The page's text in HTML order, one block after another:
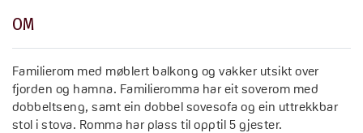
OM
Familierom med møblert balkong og vakker utsikt over
fjorden og hamna. Familieromma har eit soverom med
dobbeltseng, samt ein dobbel sovesofa og ein uttrekkbar
stol i stova. Romma har plass til opptil 5 gjester.